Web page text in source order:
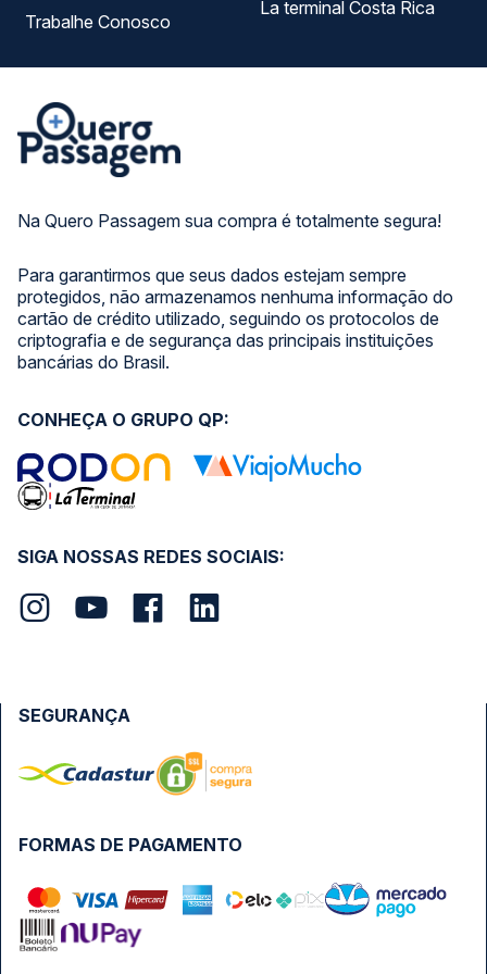
Na Quero Passagem sua compra é totalmente segura!
Para garantirmos que seus dados estejam sempre
protegidos, não armazenamos nenhuma informação do
cartão de crédito utilizado, seguindo os protocolos de
criptografia e de segurança das principais instituições
bancárias do Brasil.
Trabalhe Conosco
La terminal Costa Rica
SIGA NOSSAS REDES SOCIAIS:
CONHEÇA O GRUPO QP:
FORMAS DE PAGAMENTO
SEGURANÇA